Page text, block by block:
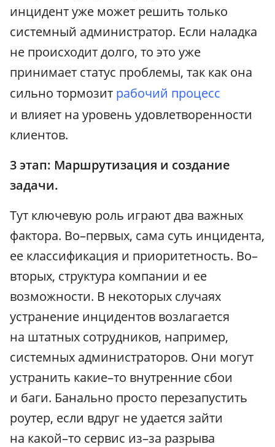
инцидент уже может решить только
системный администратор. Если наладка
не происходит долго, то это уже
принимает статус проблемы, так как она
сильно тормозит рабочий процесс
и влияет на уровень удовлетворенности
клиентов.
3 этап: Маршрутизация и создание
задачи.
Тут ключевую роль играют два важных
фактора. Во–первых, сама суть инцидента,
ее классификация и приоритетность. Во–
вторых, структура компании и ее
возможности. В некоторых случаях
устранение инцидентов возлагается
на штатных сотрудников, например,
системных администраторов. Они могут
устранить какие–то внутренние сбои
и баги. Банально просто перезапустить
роутер, если вдруг не удается зайти
на какой–то сервис из–за разрыва